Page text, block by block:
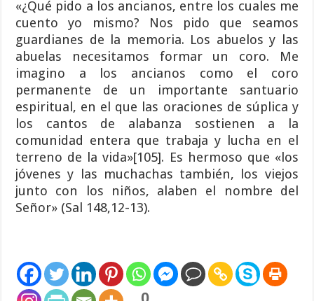
«¿Qué pido a los ancianos, entre los cuales me
cuento yo mismo? Nos pido que seamos
guardianes de la memoria. Los abuelos y las
abuelas necesitamos formar un coro. Me
imagino a los ancianos como el coro
permanente de un importante santuario
espiritual, en el que las oraciones de súplica y
los cantos de alabanza sostienen a la
comunidad entera que trabaja y lucha en el
terreno de la vida»[105]. Es hermoso que «los
jóvenes y las muchachas también, los viejos
junto con los niños, alaben el nombre del
Señor» (Sal 148,12-13).